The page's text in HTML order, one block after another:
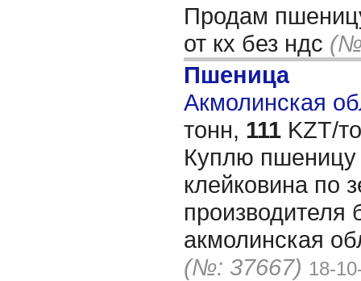
Продам
от кх без ндс
Пшеница
Акмолинская
тонн, 111 KZT/
Куплю пшеницу
клейковина по
производителя
акмолинская
(№: 37667) 18-